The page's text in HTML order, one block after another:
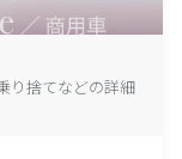
り捨てなどの詳細